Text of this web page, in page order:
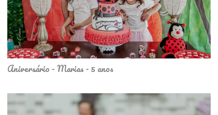
Aniversário - Marias - 5 anos